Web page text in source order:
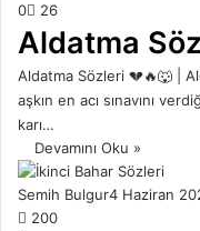
0
26
Aldatma
Aldatma Sözleri 💔🔥🐺 |
aşkın en acı sınavını
karı…
Devamını Oku »
Semih Bulgur4 Haziran
200